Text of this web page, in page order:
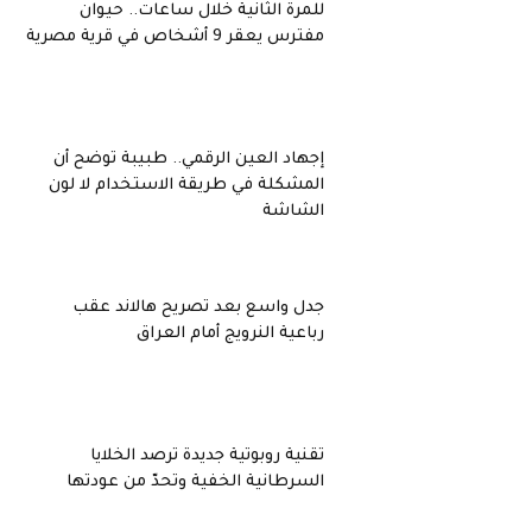
للمرة الثانية خلال ساعات.. حيوان
مفترس يعقر 9 أشخاص في قرية مصرية
إجهاد العين الرقمي.. طبيبة توضح أن
المشكلة في طريقة الاستخدام لا لون
الشاشة
جدل واسع بعد تصريح هالاند عقب
رباعية النرويج أمام العراق
تقنية روبوتية جديدة ترصد الخلايا
السرطانية الخفية وتحدّ من عودتها